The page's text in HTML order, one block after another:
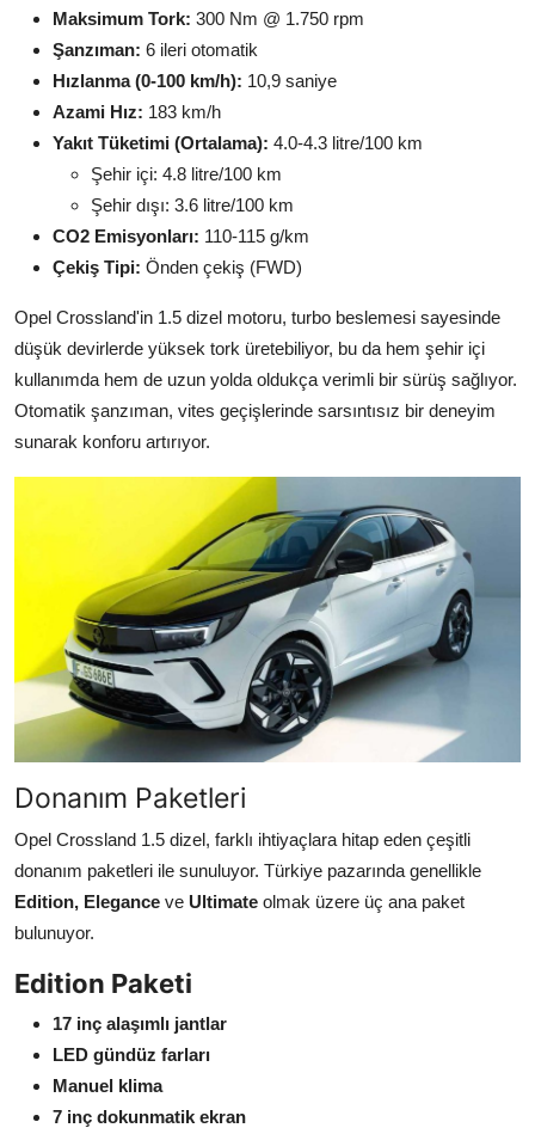
Maksimum Tork: 300 Nm @ 1.750 rpm
Şanzıman: 6 ileri otomatik
Hızlanma (0-100 km/h): 10,9 saniye
Azami Hız: 183 km/h
Yakıt Tüketimi (Ortalama): 4.0-4.3 litre/100 km
Şehir içi: 4.8 litre/100 km
Şehir dışı: 3.6 litre/100 km
CO2 Emisyonları: 110-115 g/km
Çekiş Tipi: Önden çekiş (FWD)
Opel Crossland'in 1.5 dizel motoru, turbo beslemesi sayesinde
düşük devirlerde yüksek tork üretebiliyor, bu da hem şehir içi
kullanımda hem de uzun yolda oldukça verimli bir sürüş sağlıyor.
Otomatik şanzıman, vites geçişlerinde sarsıntısız bir deneyim
sunarak konforu artırıyor.
Donanım Paketleri
Opel Crossland 1.5 dizel, farklı ihtiyaçlara hitap eden çeşitli
donanım paketleri ile sunuluyor. Türkiye pazarında genellikle
Edition, Elegance ve Ultimate olmak üzere üç ana paket
bulunuyor.
Edition Paketi
17 inç alaşımlı jantlar
LED gündüz farları
Manuel klima
7 inç dokunmatik ekran